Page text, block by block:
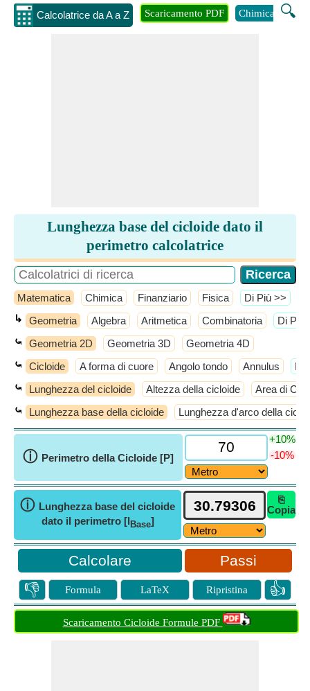
Calcolatrice da A a Z 🔍
Scaricamento PDF Chimica
Lunghezza base del cicloide dato il
perimetro calcolatrice
Matematica Chimica Finanziario Fisica ​Di Più >>
↳ Geometria Algebra Aritmetica Combinatoria ​Di Più
⤿ Geometria 2D Geometria 3D Geometria 4D
⤿ Cicloide A forma di cuore Angolo tondo Annulus ​Di
⤿ Lunghezza del cicloide Altezza della cicloide Area di
⤿ Lunghezza base della cicloide Lunghezza d'arco della
ⓘ Perimetro della Cicloide [P]
+10%
-10%
ⓘ Lunghezza base del cicloide
dato il perimetro [l Base]
⎘
Copia
Passi
👎 Formula LaTeX Ripristina 👍
Scaricamento Cicloide Formule PDF